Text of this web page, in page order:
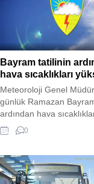
Bayram tatilinin
hava sıcaklıkları
Meteoroloji Genel
günlük Ramazan
ardından hava
genelinde mevsim
ila 8 derece üzerine
göre, hafta başında
sıcaklıklarının
0